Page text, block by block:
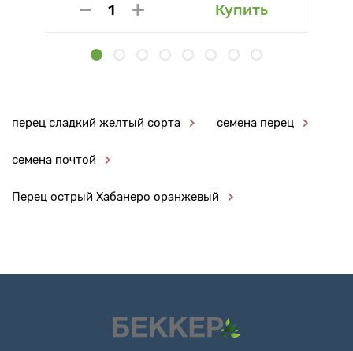
Купить
перец сладкий желтый сорта семена перец
семена почтой
Перец острый Хабанеро оранжевый